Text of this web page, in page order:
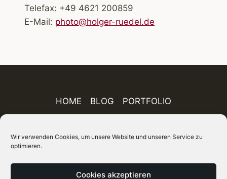
Wir verwenden Cookies, um unsere Website und unseren Service zu
optimieren.
Cookies akzeptieren
Telefax: +49 4621 200859
E-Mail: photo@holger-ruedel.de
HOME BLOG PORTFOLIO
ÜBER MICH
FINEART-SHOP SITEMAP